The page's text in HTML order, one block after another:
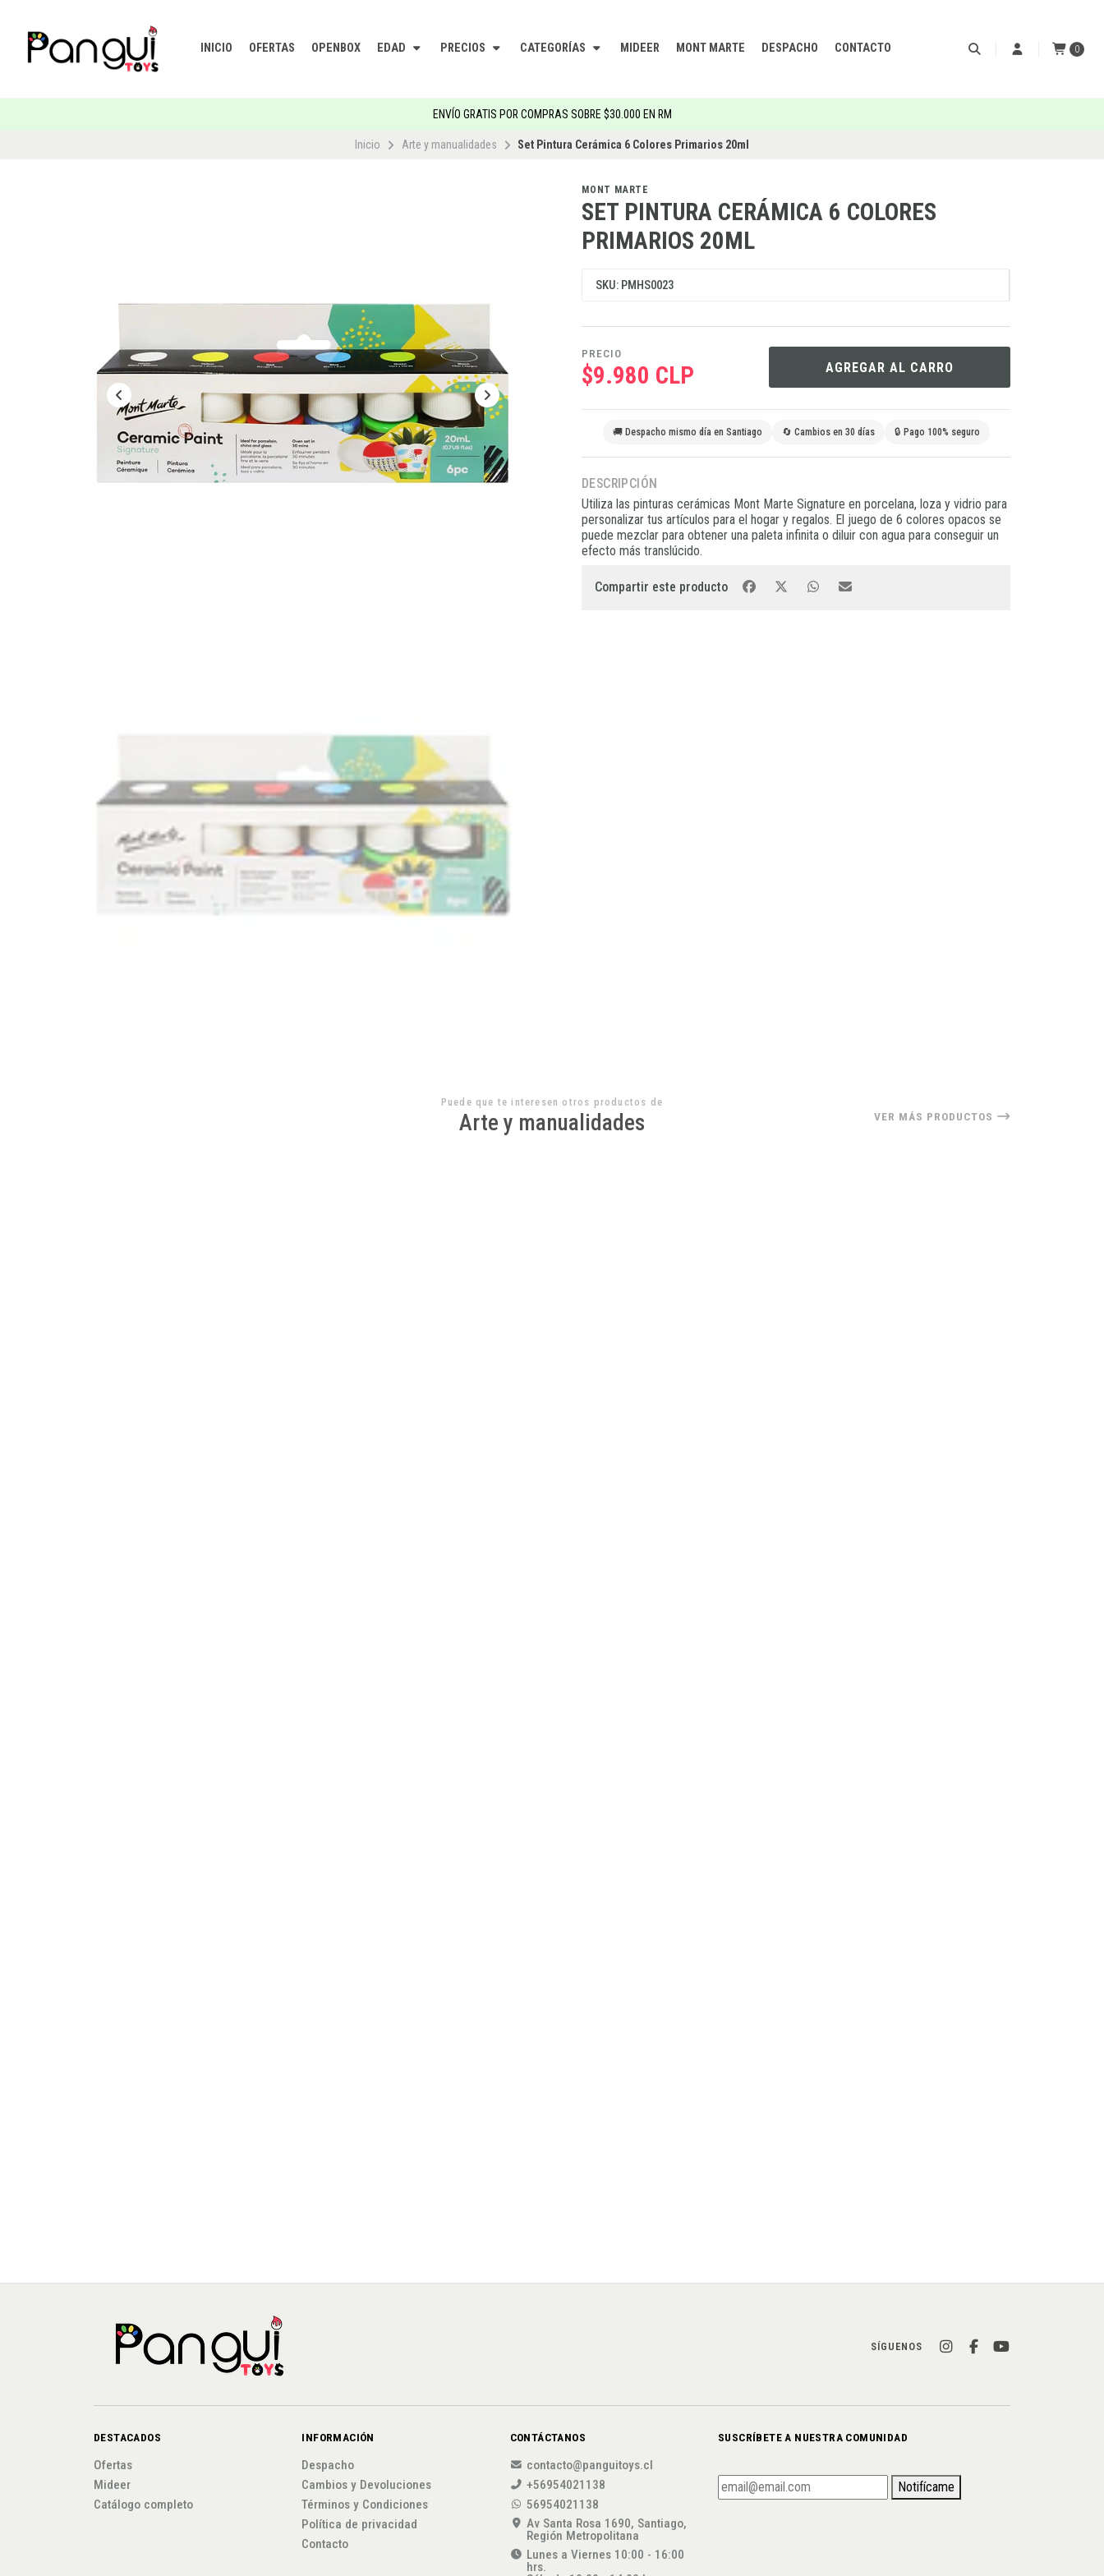
INICIO OFERTAS OPENBOX EDAD PRECIOS CATEGORÍAS MIDEER MONT MARTE DESPACHO CONTACTO 0
ENVÍO GRATIS POR COMPRAS SOBRE $30.000 EN RM
Inicio Arte y manualidades Set Pintura Cerámica 6 Colores Primarios 20ml
MONT MARTE
SET PINTURA CERÁMICA 6 COLORES
PRIMARIOS 20ML
SKU: PMHS0023
PRECIO
$9.980 CLP AGREGAR AL CARRO
🚚 Despacho mismo día en Santiago 🔄 Cambios en 30 días 🔒 Pago 100% seguro
DESCRIPCIÓN
Utiliza las pinturas cerámicas Mont Marte Signature en porcelana, loza y vidrio para
personalizar tus artículos para el hogar y regalos. El juego de 6 colores opacos se
puede mezclar para obtener una paleta infinita o diluir con agua para conseguir un
efecto más translúcido.
Compartir este producto
Puede que te interesen otros productos de
Arte y manualidades VER MÁS PRODUCTOS
SÍGUENOS
DESTACADOS
Ofertas
Mideer
Catálogo completo
INFORMACIÓN
Despacho
Cambios y Devoluciones
Términos y Condiciones
Política de privacidad
Contacto
CONTÁCTANOS
contacto@panguitoys.cl
+56954021138
56954021138
Av Santa Rosa 1690, Santiago,
Región Metropolitana
Lunes a Viernes 10:00 - 16:00
hrs.
SUSCRÍBETE A NUESTRA COMUNIDAD
Notifícame